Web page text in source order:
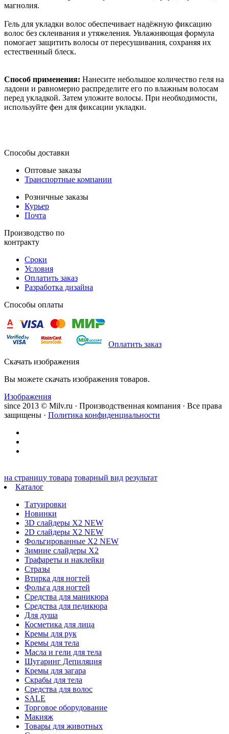
магнолия.
Гель для укладки волос обеспечивает надёжную фиксацию
волос без склеивания и утяжеления. Увлажняющая формула
помогает защитить волосы от пересушивания, сохраняя их
естественный блеск.
Способ применения: Нанесите небольшое количество геля на
ладони и равномерно распределите его по влажным волосам
перед укладкой. Затем уложите волосы. При необходимости,
используйте фен для фиксации укладки.
Способы доставки
Оптовые заказы
Транспортные компании
Розничные заказы
Курьер
Почта
Производство по
контракту
Сроки
Условия
Оплатить заказ
Разработка дизайна
Способы оплаты
Оплатить заказ
Скачать изображения
Вы можете скачать изображения товаров.
Изображения
since 2013 © Milv.ru · Производственная компания · Все права
защищены · Политика конфиденциальности
на страницу товара товарный вид результат
Каталог
Татуировки
Новинки
3D слайдеры X2 NEW
2D слайдеры X2 NEW
Фольгированные X2 NEW
Зимние слайдеры Х2
Трафареты и наклейки
Стразы
Втирка для ногтей
Фольга для ногтей
Средства для маникюра
Средства для педикюра
Для душа
Косметика для лица
Кремы для рук
Кремы для тела
Масла и гели для тела
Шугаринг Депиляция
Кремы для загара
Скрабы для тела
Средства для волос
SALE
Торговое оборудование
Макияж
Товары для животных